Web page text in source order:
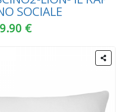
SOCIALE
€